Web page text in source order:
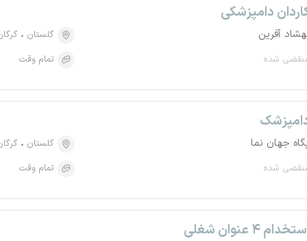
دامپزشکی
آفرین
شده
گلستان
تمام وقت
جهان نما
شده
گلستان
تمام وقت
۴ عنوان شغلی